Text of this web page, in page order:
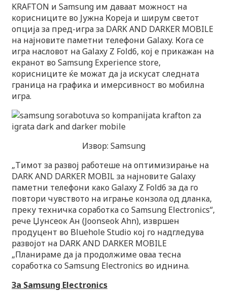
KRAFTON и Samsung им даваат можност на
корисниците во Јужна Кореја и ширум светот
опција за пред-игра за DARK AND DARKER MOBILE
на најновите паметни телефони Galaxy. Кога се
игра насловот на Galaxy Z Fold6, кој е прикажан на
екранот во Samsung Experience store,
корисниците ќе можат да ја искусат следната
граница на графика и имерсивност во мобилна
игра.
Извор: Samsung
„Тимот за развој работеше на оптимизирање на
DARK AND DARKER MOBIL за најновите Galaxy
паметни телефони како Galaxy Z Fold6 за да го
повтори чувството на играње конзола од дланка,
преку техничка соработка со Samsung Electronics“,
рече Џунсеок Ан (Joonseok Ahn), извршен
продуцент во Bluehole Studio кој го надгледува
развојот на DARK AND DARKER MOBILE
„Планираме да ја продолжиме оваа тесна
соработка со Samsung Electronics во иднина.
За Samsung Electronics